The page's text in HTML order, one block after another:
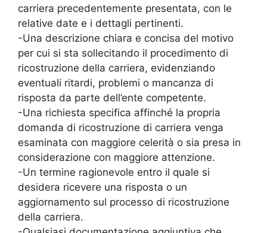
carriera precedentemente presentata, con le
relative date e i dettagli pertinenti.
-Una descrizione chiara e concisa del motivo
per cui si sta sollecitando il procedimento di
ricostruzione della carriera, evidenziando
eventuali ritardi, problemi o mancanza di
risposta da parte dell’ente competente.
-Una richiesta specifica affinché la propria
domanda di ricostruzione di carriera venga
esaminata con maggiore celerità o sia presa in
considerazione con maggiore attenzione.
-Un termine ragionevole entro il quale si
desidera ricevere una risposta o un
aggiornamento sul processo di ricostruzione
della carriera.